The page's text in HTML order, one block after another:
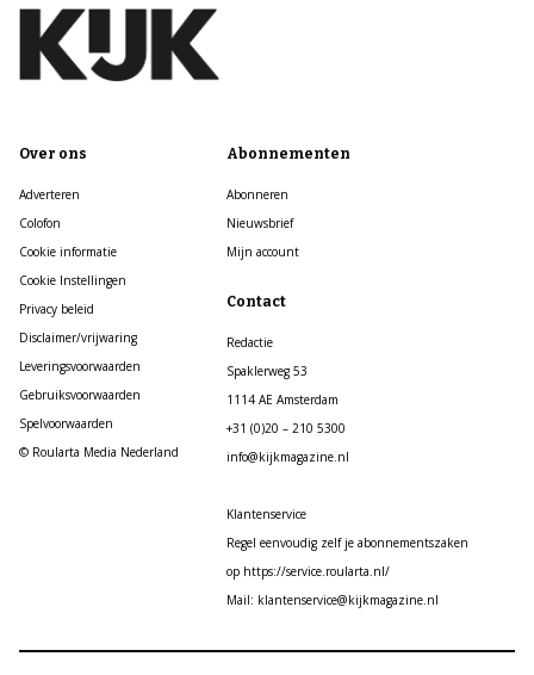
Over ons
Adverteren
Colofon
Cookie informatie
Cookie Instellingen
Privacy beleid
Disclaimer/vrijwaring
Leveringsvoorwaarden
Gebruiksvoorwaarden
Spelvoorwaarden
© Roularta Media Nederland
Abonnementen
Abonneren
Nieuwsbrief
Mijn account
Contact
Redactie
Spaklerweg 53
1114 AE Amsterdam
+31 (0)20 – 210 5300
info@kijkmagazine.nl
Klantenservice
Regel eenvoudig zelf je abonnementszaken
op https://service.roularta.nl/
Mail: klantenservice@kijkmagazine.nl